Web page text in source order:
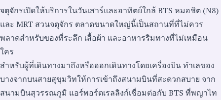
จตุจักรเปิดให้บริการในวันเสาร์และอาทิตย์ใกล้ BTS หมอชิต (N8)
และ MRT สวนจตุจักร ตลาดขนาดใหญ่นี้เป็นสถานที่ที่ไม่ควร
พลาดสำหรับของที่ระลึก เสื้อผ้า และอาหารริมทางที่ไม่เหมือน
ใคร
สำหรับผู้ที่เดินทางมาถึงหรือออกเดินทางโดยเครื่องบิน ทำเลของ
บางจากบนสายสุขุมวิทให้การเข้าถึงสนามบินที่สะดวกสบาย จาก
สนามบินสุวรรณภูมิ แอร์พอร์ตเรลลิงก์เชื่อมต่อกับ BTS ที่พญาไท